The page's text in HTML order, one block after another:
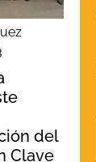
del
Clave